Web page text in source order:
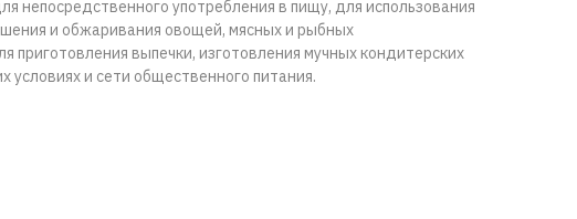
непосредственного употребления в пищу, для использования
и обжаривания овощей, мясных и рыбных
приготовления выпечки, изготовления мучных кондитерских
условиях и сети общественного питания.